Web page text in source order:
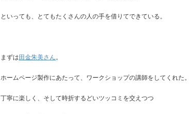
といっても、とてもたくさんの人の手を借りてできている。
まずは 田金朱美さん。
ホームページ製作にあたって、ワークショップの講師をしてくれた。
丁寧に楽しく、そして時折するどいツッコミを交えつつ